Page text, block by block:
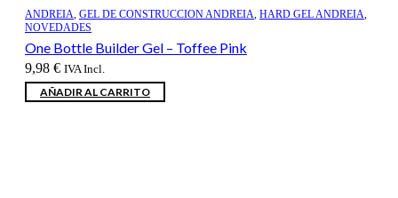
ANDREIA, GEL DE CONSTRUCCION ANDREIA, HARD GEL ANDREIA,
NOVEDADES
One Bottle Builder Gel – Toffee Pink
9,98 € IVA Incl.
AÑADIR AL CARRITO